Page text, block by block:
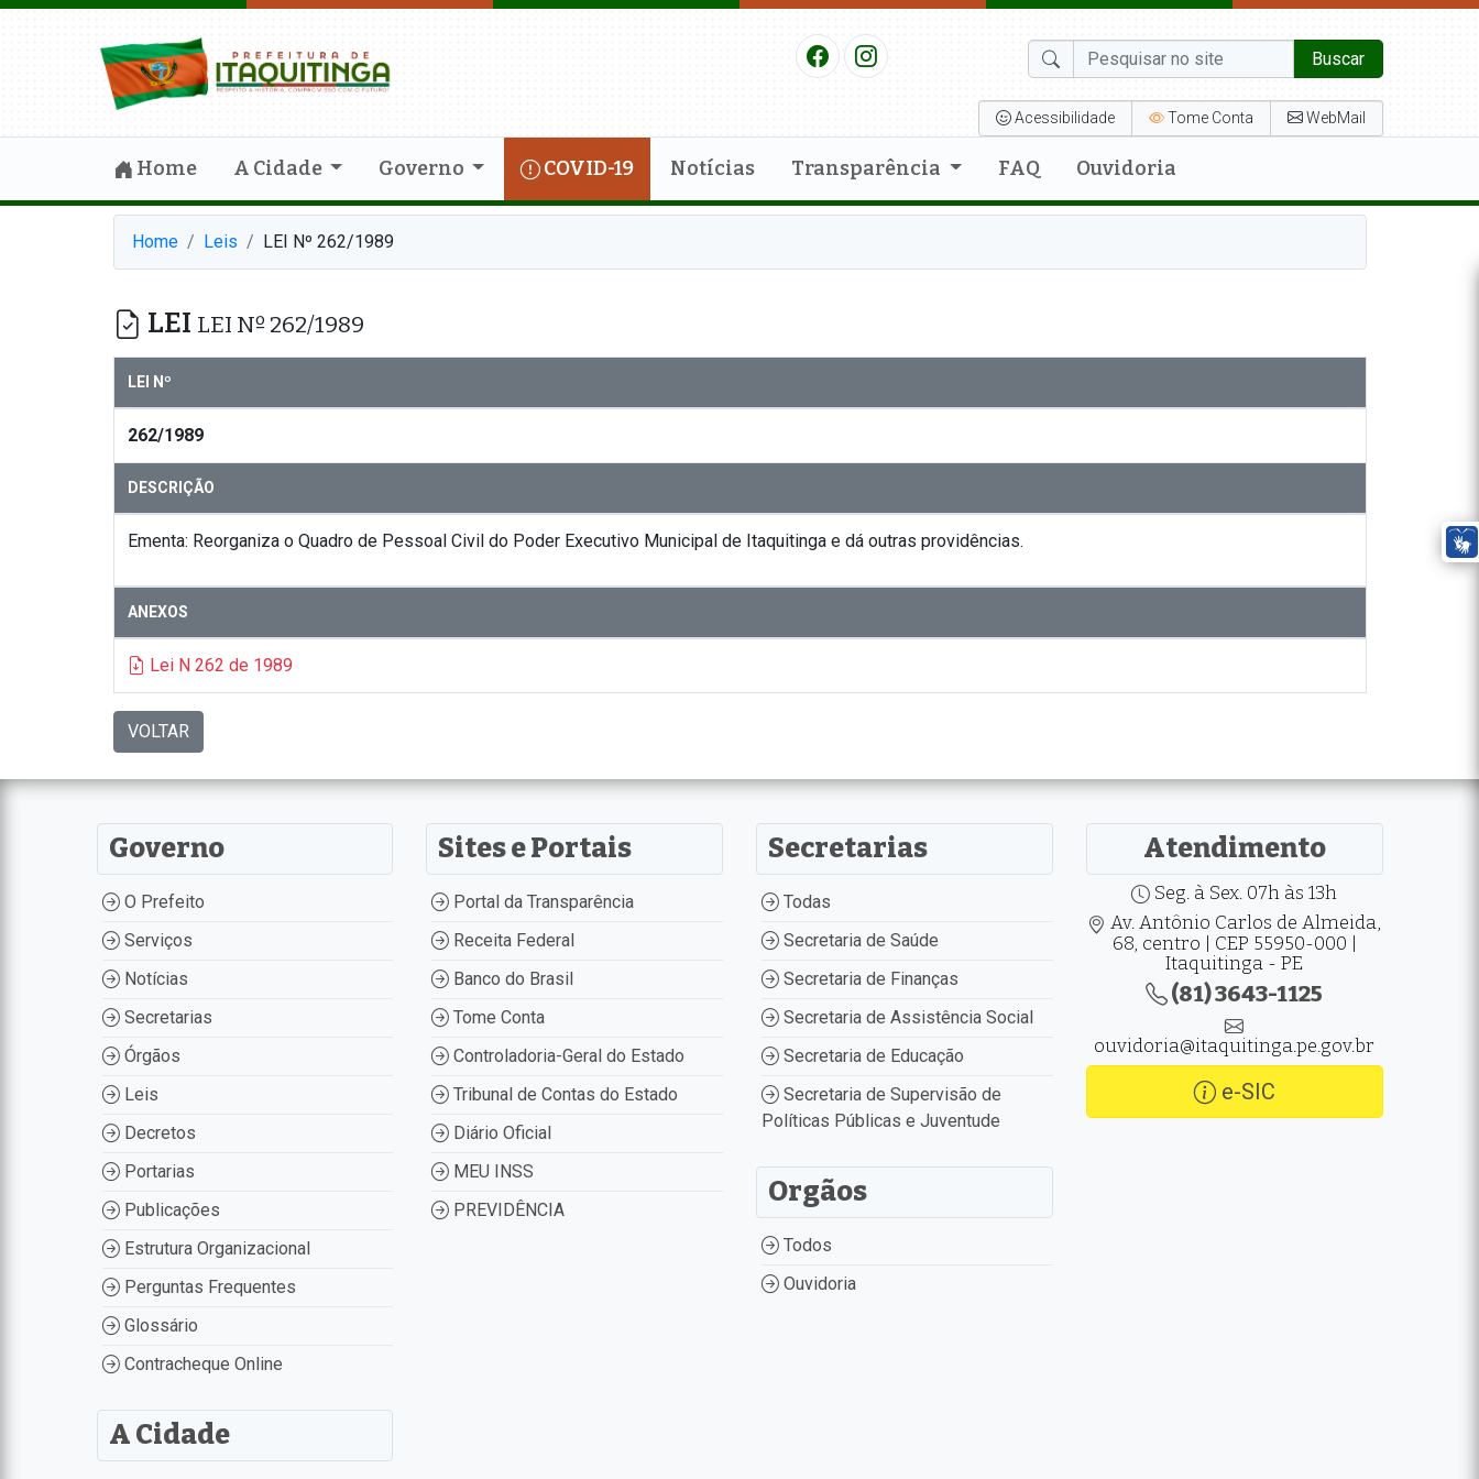
Buscar
Acessibilidade Tome Conta WebMail
Home A Cidade Governo COVID-19 Notícias Transparência FAQ Ouvidoria
Home Leis LEI Nº 262/1989
LEI LEI Nº 262/1989
LEI Nº
262/1989
DESCRIÇÃO
Ementa: Reorganiza o Quadro de Pessoal Civil do Poder Executivo Municipal de Itaquitinga e dá outras providências.
ANEXOS
Lei N 262 de 1989
VOLTAR
Governo
O Prefeito
Serviços
Notícias
Secretarias
Órgãos
Leis
Decretos
Portarias
Publicações
Estrutura Organizacional
Perguntas Frequentes
Glossário
Contracheque Online
A Cidade
Sites e Portais
Portal da Transparência
Receita Federal
Banco do Brasil
Tome Conta
Controladoria-Geral do Estado
Tribunal de Contas do Estado
Diário Oficial
MEU INSS
PREVIDÊNCIA
Secretarias
Todas
Secretaria de Saúde
Secretaria de Finanças
Secretaria de Assistência Social
Secretaria de Educação
Secretaria de Supervisão de
Políticas Públicas e Juventude
Orgãos
Todos
Ouvidoria
Atendimento
Seg. à Sex. 07h às 13h
Av. Antônio Carlos de Almeida,
68, centro | CEP 55950-000 |
Itaquitinga - PE
(81) 3643-1125
ouvidoria@itaquitinga.pe.gov.br
e-SIC